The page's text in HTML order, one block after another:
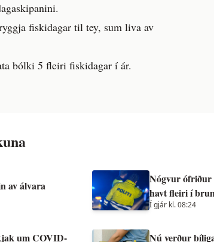
fiskidagar til tey, sum liva av
bólki 5 fleiri fiskidagar í ár.
av álvara
Nógvur ófriður
havt fleiri í
Í gjár kl. 08:24
um COVID-
Nú verður